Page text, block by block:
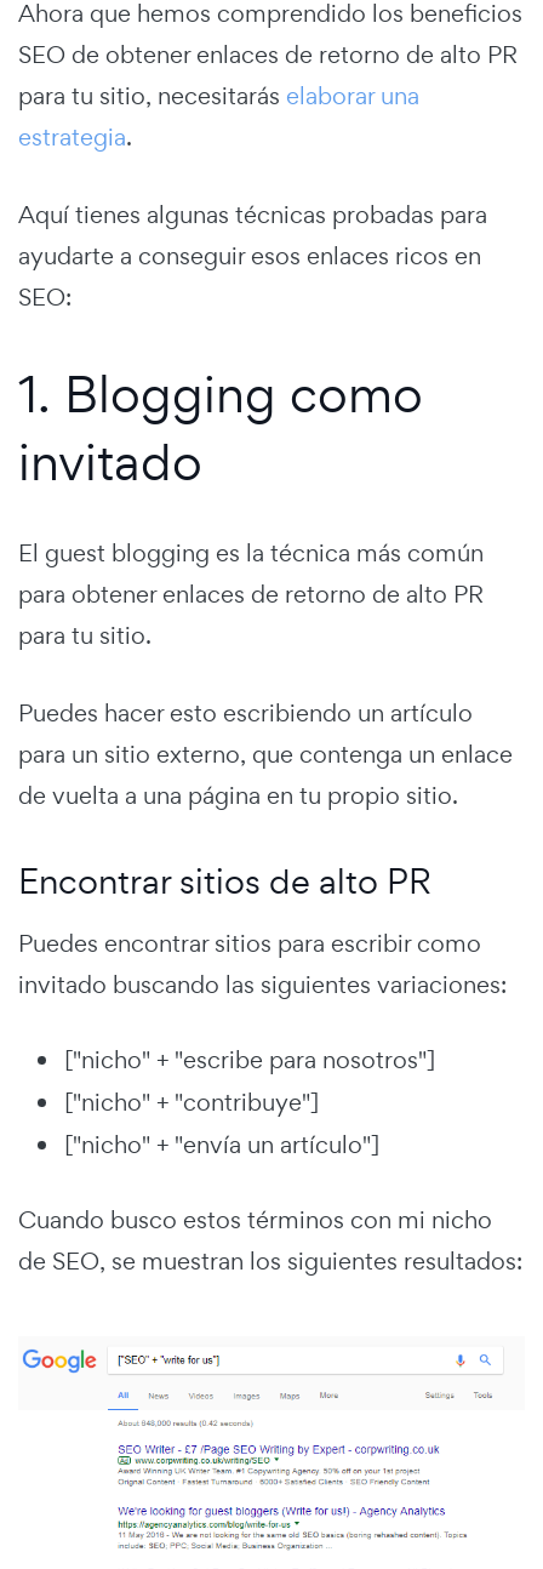
Ahora que hemos comprendido los beneficios
SEO de obtener enlaces de retorno de alto PR
para tu sitio, necesitarás elaborar una
estrategia.
Aquí tienes algunas técnicas probadas para
ayudarte a conseguir esos enlaces ricos en
SEO:
1. Blogging como
invitado
El guest blogging es la técnica más común
para obtener enlaces de retorno de alto PR
para tu sitio.
Puedes hacer esto escribiendo un artículo
para un sitio externo, que contenga un enlace
de vuelta a una página en tu propio sitio.
Encontrar sitios de alto PR
Puedes encontrar sitios para escribir como
invitado buscando las siguientes variaciones:
["nicho" + "escribe para nosotros"]
["nicho" + "contribuye"]
["nicho" + "envía un artículo"]
Cuando busco estos términos con mi nicho
de SEO, se muestran los siguientes resultados: